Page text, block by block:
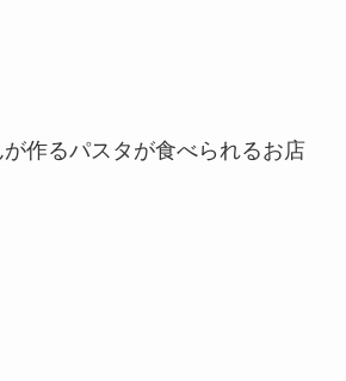
作るパスタが食べられるお店